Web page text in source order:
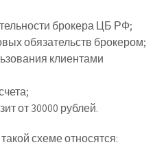
брокера ЦБ РФ;
обязательств брокером;
клиентами
от 30000 рублей.
схеме относятся: